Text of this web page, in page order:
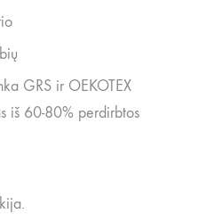
GRS ir OEKOTEX
iš 60-80% perdirbtos